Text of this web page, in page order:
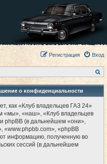
Вход
Регистрация
о
с
о конфиденциальности
как «Клуб владельцев ГАЗ 24»
«мы», «наш», «Клуб владельцев
phpBB (в дальнейшем «они»,
«www.phpbb.com», «phpBB
информацию, полученную во
сессий (в дальнейшем